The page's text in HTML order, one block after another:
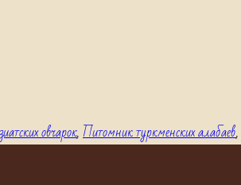
овчарок,Питомник туркменских алабаев,